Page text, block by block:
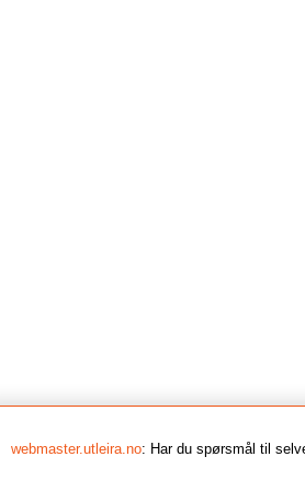
webmaster.utleira.no: Har du spørsmål til